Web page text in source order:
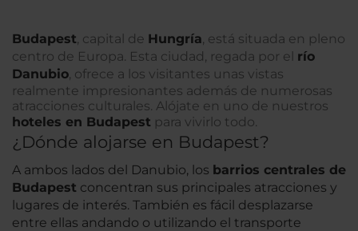
Budapest , capital de Hungría , está situada en pleno
centro de Europa. Esta ciudad, regada por el río
Danubio , ofrece a los visitantes unas vistas
realmente impresionantes además de numerosas
atracciones culturales. Alójate en uno de nuestros
hoteles en Budapest para vivirlo todo.
¿Dónde alojarse en Budapest?
A ambos lados del Danubio, los barrios centrales de
Budapest concentran sus principales atracciones y
lugares de interés. También es fácil desplazarse
entre ellas andando o utilizando el transporte